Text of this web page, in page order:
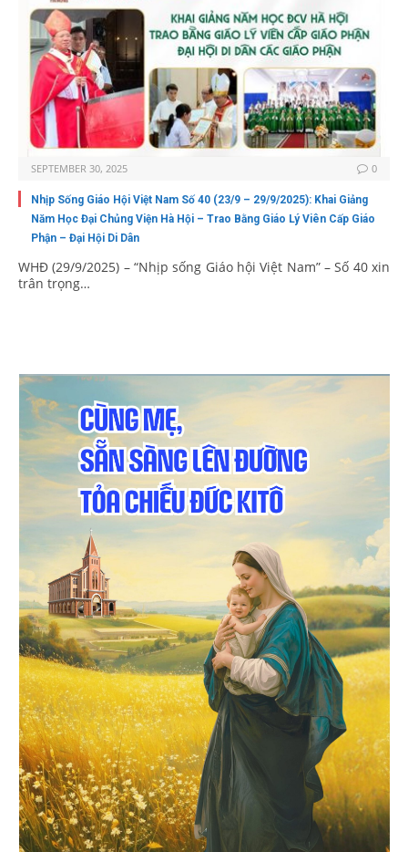
SEPTEMBER 30, 2025 0
Nhịp Sống Giáo Hội Việt Nam Số 40 (23/9 – 29/9/2025): Khai Giảng
Năm Học Đại Chủng Viện Hà Hội – Trao Bằng Giáo Lý Viên Cấp Giáo
Phận – Đại Hội Di Dân
WHĐ (29/9/2025) – “Nhịp sống Giáo hội Việt Nam” – Số 40 xin
trân trọng…